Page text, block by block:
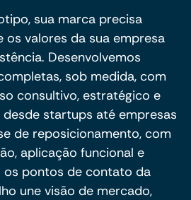
sua marca precisa
os valores da sua empresa
Desenvolvemos
sob medida, com
consultivo, estratégico e
startups até empresas
de reposicionamento, com
aplicação funcional e
pontos de contato da
une visão de mercado,